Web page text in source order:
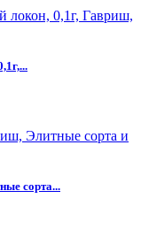
сорта...